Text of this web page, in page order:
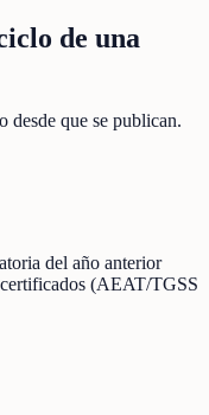
de una
desde que se publican.
del año anterior
(AEAT/TGSS